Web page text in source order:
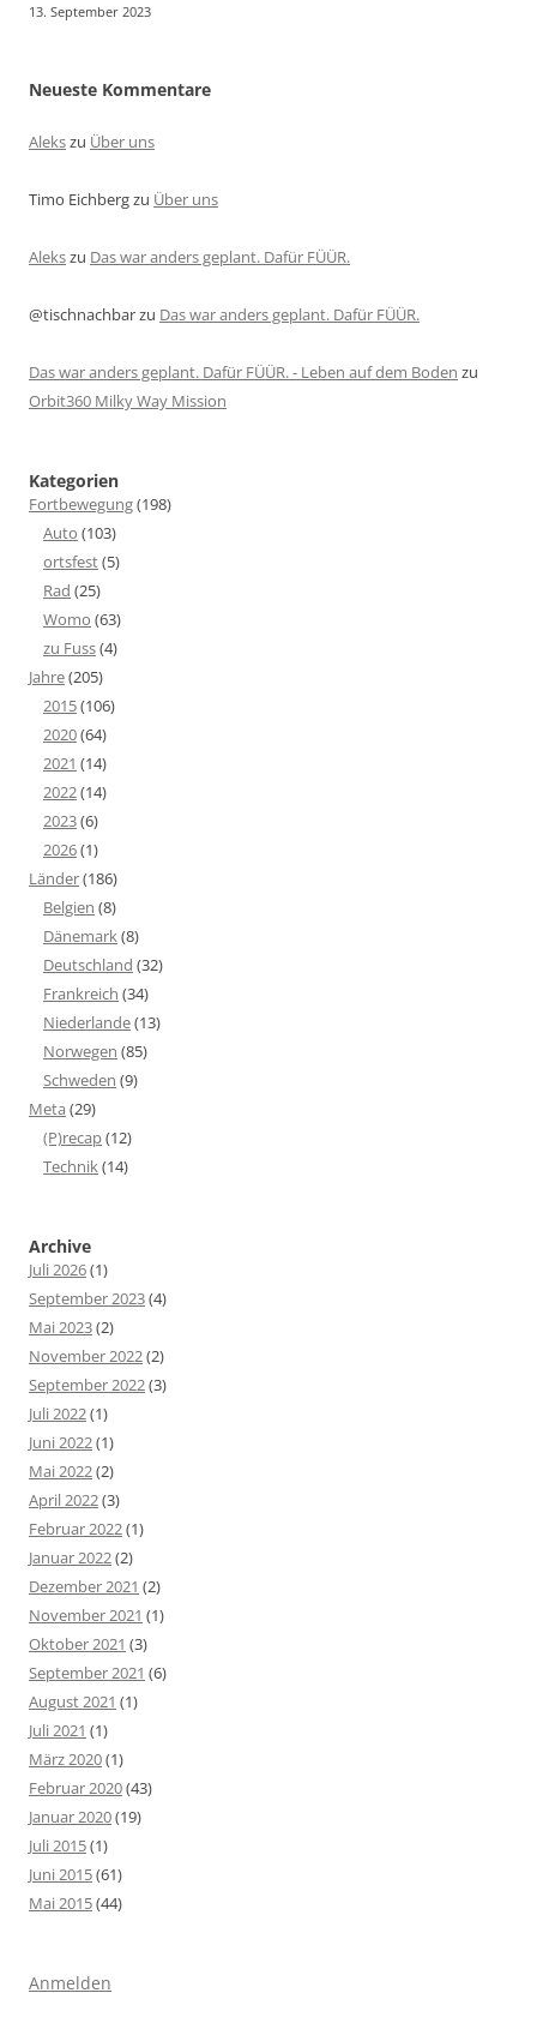
13. September 2023
Neueste Kommentare
Alekszu Über uns
Timo Eichbergzu Über uns
Alekszu Das war anders geplant. Dafür FÜÜR.
@tischnachbarzu Das war anders geplant. Dafür FÜÜR.
Das war anders geplant. Dafür FÜÜR. - Leben auf dem Boden zu
Orbit360 Milky Way Mission
Kategorien
Fortbewegung(198)
Auto (103)
ortsfest(5)
Rad (25)
Womo (63)
zu Fuss(4)
Jahre(205)
2015(106)
2020(64)
2021 (14)
2022(14)
2023(6)
2026(1)
Länder(186)
Belgien (8)
Dänemark(8)
Deutschland (32)
Frankreich (34)
Niederlande(13)
Norwegen (85)
Schweden (9)
Meta (29)
(P)recap(12)
Technik(14)
Archive
Juli 2026(1)
September 2023(4)
Mai 2023(2)
November 2022(2)
September 2022(3)
Juli 2022(1)
Juni 2022(1)
Mai 2022(2)
April 2022(3)
Februar 2022(1)
Januar 2022(2)
Dezember 2021 (2)
November 2021 (1)
Oktober 2021 (3)
September 2021 (6)
August 2021 (1)
Juli 2021 (1)
März 2020(1)
Februar 2020(43)
Januar 2020(19)
Juli 2015(1)
Juni 2015(61)
Mai 2015(44)
Anmelden